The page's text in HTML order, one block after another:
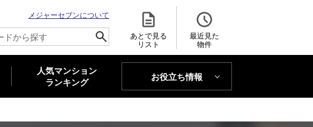
メジャーセブンについて
あとで見る
リスト
最近見た
物件
人気マンション
ランキング
お役立ち情報
MAJOR'S BLOG